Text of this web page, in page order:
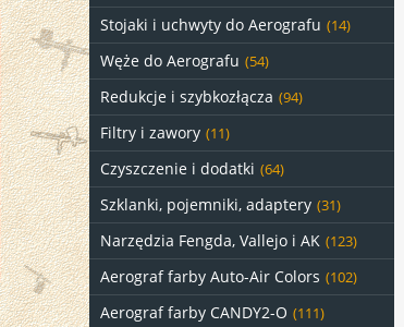
Stojaki i uchwyty do Aerografu (14)
Węże do Aerografu (54)
Redukcje i szybkozłącza (94)
Filtry i zawory (11)
Czyszczenie i dodatki (64)
Szklanki, pojemniki, adaptery (31)
Narzędzia Fengda, Vallejo i AK (123)
Aerograf farby Auto-Air Colors (102)
Aerograf farby CANDY2-O (111)